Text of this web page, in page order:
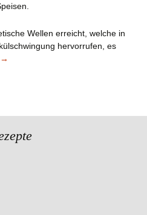
Wellen erreicht, welche in
hervorrufen, es
→